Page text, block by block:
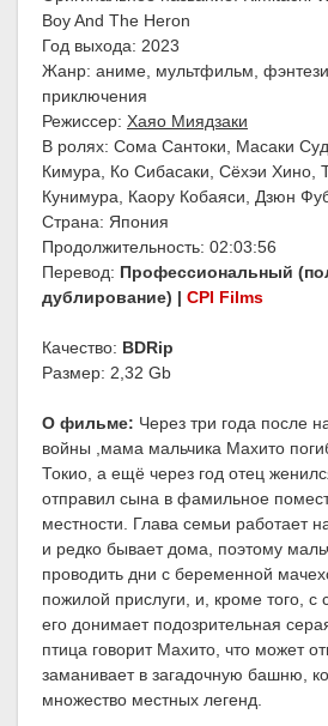
Boy And The Heron
Год выхода: 2023
Жанр: аниме, мультфильм,
приключения
Режиссер: Хаяо Миядзаки
В ролях: Сома Сантоки, Масаки
Кимура, Ко Сибасаки, Сёхэи Хино,
Кунимура, Каору Кобаяси, Дзюн
Страна: Япония
Продолжительность: 02:03:56
Перевод: Профессиональный
дублирование) | CPI Films
Качество: BDRip
Размер: 2,32 Gb
О фильме: Через три года после
войны ,мама мальчика Махито
Токио, а ещё через год отец
отправил сына в фамильное
местности. Глава семьи работает
и редко бывает дома, поэтому
проводить дни с беременной
пожилой прислуги, и, кроме того, с
его донимает подозрительная
птица говорит Махито, что может
заманивает в загадочную башню,
множество местных легенд.